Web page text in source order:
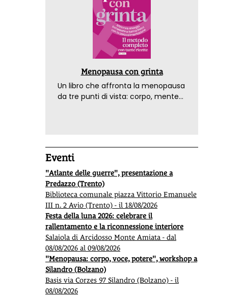
Menopausa con grinta
Un libro che affronta la menopausa
da tre punti di vista: corpo, mente
Eventi
"Atlante delle guerre", presentazione a
Predazzo (Trento)
Biblioteca comunale piazza Vittorio Emanuele
III n. 2 Avio (Trento) - il 18/08/2026
Festa della luna 2026: celebrare il
rallentamento e la riconnessione interiore
Salaiola di Arcidosso Monte Amiata - dal
08/08/2026 al 09/08/2026
"Menopausa: corpo, voce, potere", workshop a
Silandro (Bolzano)
Basis via Corzes 97 Silandro (Bolzano) - il
08/08/2026